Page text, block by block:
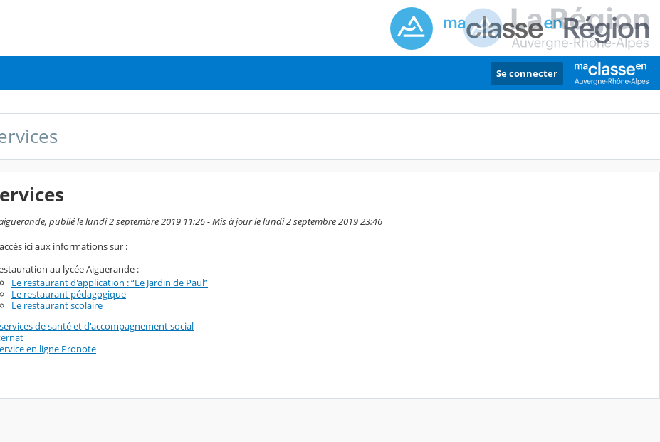
Se connecter
publié le lundi 2 septembre 2019 11:26 - Mis à jour le lundi 2 septembre 2019 23:46
ici aux informations sur :
au lycée Aiguerande :
Le restaurant d'application : “Le Jardin de Paul”
Le restaurant pédagogique
Le restaurant scolaire
de santé et d'accompagnement social
en ligne Pronote